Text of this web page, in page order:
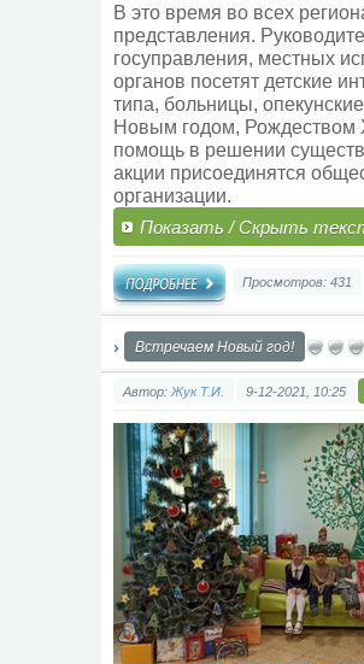
В это время во всех
представления.
госуправления, местных
органов посетят детские
типа, больницы,
Новым годом, Рождеством
помощь в решении
акции присоединятся
организации.
Показать / Скрыть
Просмотров: 431
Встречаем Новый год!
Автор: Жук Т.И. 9-12-2021, 10:25